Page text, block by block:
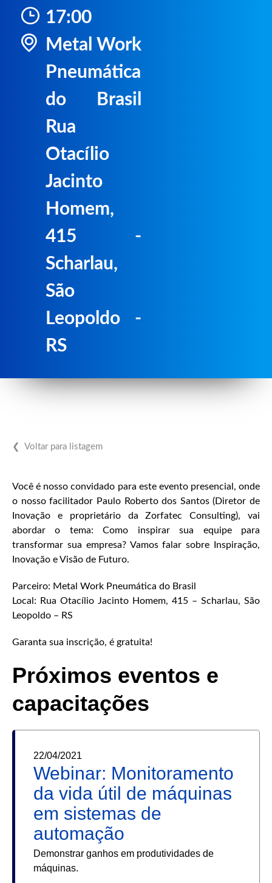
17:00
Metal Work
Pneumática
do Brasil
Rua
Otacílio
Jacinto
Homem,
415 -
Scharlau,
São
Leopoldo -
RS
❮ Voltar para listagem
Você é nosso convidado para este evento presencial, onde
o nosso facilitador Paulo Roberto dos Santos (Diretor de
Inovação e proprietário da Zorfatec Consulting), vai
abordar o tema: Como inspirar sua equipe para
transformar sua empresa? Vamos falar sobre Inspiração,
Inovação e Visão de Futuro.
Parceiro: Metal Work Pneumática do Brasil
Local: Rua Otacílio Jacinto Homem, 415 – Scharlau, São
Leopoldo – RS
Garanta sua inscrição, é gratuita!
Próximos eventos e
capacitações
22/04/2021
Webinar: Monitoramento
da vida útil de máquinas
em sistemas de
automação
Demonstrar ganhos em produtividades de
máquinas.